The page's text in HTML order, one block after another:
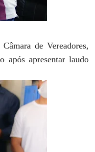
de Vereadores,
após apresentar laudo